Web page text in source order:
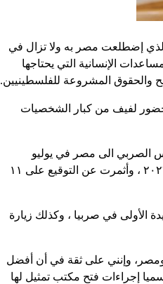
إضطلعت مصر به ولا تزال في
الإنسانية التي يحتاجها
والحقوق المشروعة للفلسطينيين.
بحضور لفيف من كبار الشخصيات
الصربي الى مصر في يوليو
الماضي ، والزيارة التاريخية التي قام بها الرئيس عبد الفتاح السيسي الى صربيا في عام ٢٠٢٢ ، وأثمرت عن التوقيع على ١١
الأولى في صربيا ، وكذلك زيارة
ومصر، وإنني على ثقة في أن أفضل
إجراءات فتح مكتب تمثيل لها